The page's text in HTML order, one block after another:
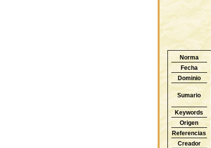
Norma
Fecha
Dominio
Sumario
Keywords
Origen
Referencias
Creador